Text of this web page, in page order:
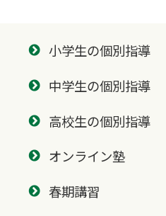
小学生の個別指導
中学生の個別指導
高校生の個別指導
オンライン塾
春期講習